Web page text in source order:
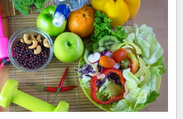
گوناگون
حوادث
محیط زیست
سلامت
فرهنگی
آشپزی
دانلود